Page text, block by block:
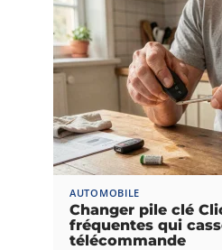
AUTOMOBILE
Changer pile clé
fréquentes qui
télécommande